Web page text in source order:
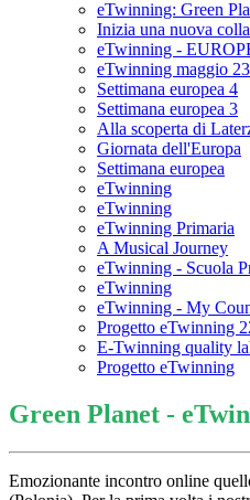
eTwinning: Green
Inizia una nuova
eTwinning -
eTwinning maggio 23
Settimana europea 4
Settimana europea 3
Alla scoperta di
Giornata dell'Europa
Settimana europea
eTwinning
eTwinning
eTwinning Primaria
A Musical Journey
eTwinning - Scuola
eTwinning
eTwinning - My
Progetto eTwinning
E-Twinning quality
Progetto eTwinning
Green Planet -
Emozionante incontro online